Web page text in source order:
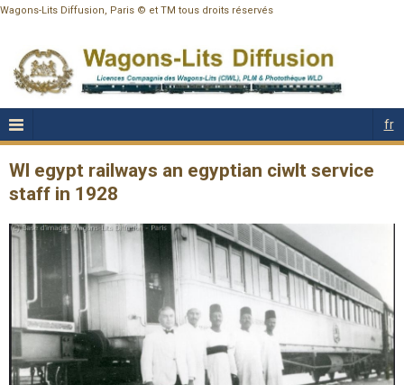
Wagons-Lits Diffusion, Paris © et TM tous droits réservés
fr
Wl egypt railways an egyptian ciwlt service
staff in 1928